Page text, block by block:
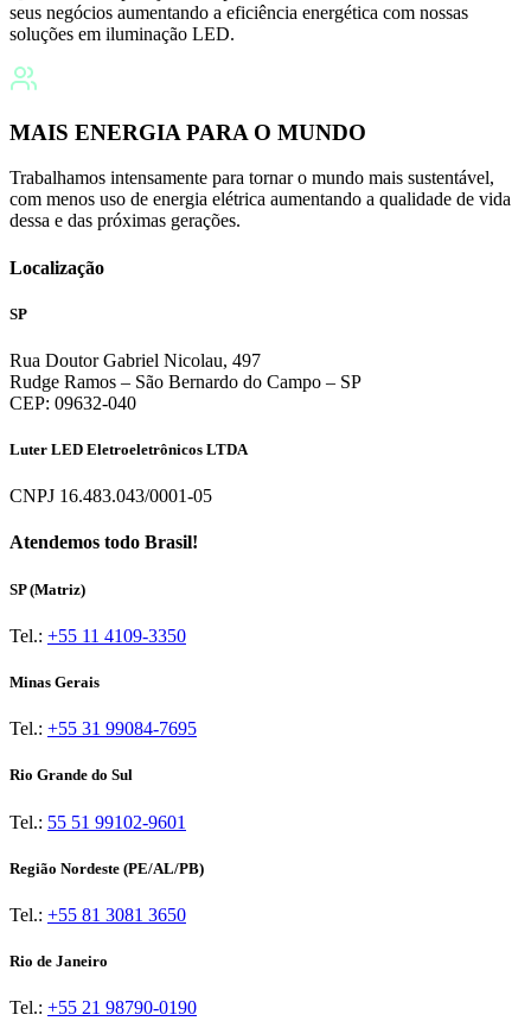
seus negócios aumentando a eficiência energética com nossas
soluções em iluminação LED.
MAIS ENERGIA PARA O MUNDO
Trabalhamos intensamente para tornar o mundo mais sustentável,
com menos uso de energia elétrica aumentando a qualidade de vida
dessa e das próximas gerações.
Localização
SP
Rua Doutor Gabriel Nicolau, 497
Rudge Ramos – São Bernardo do Campo – SP
CEP: 09632-040
Luter LED Eletroeletrônicos LTDA
CNPJ 16.483.043/0001-05
Atendemos todo Brasil!
SP (Matriz)
Tel.: +55 11 4109-3350
Minas Gerais
Tel.: +55 31 99084-7695
Rio Grande do Sul
Tel.: 55 51 99102-9601
Região Nordeste (PE/AL/PB)
Tel.: +55 81 3081 3650
Rio de Janeiro
Tel.: +55 21 98790-0190